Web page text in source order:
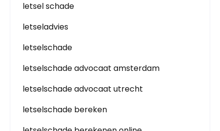
letsel schade
letseladvies
letselschade
letselschade advocaat amsterdam
letselschade advocaat utrecht
letselschade bereken